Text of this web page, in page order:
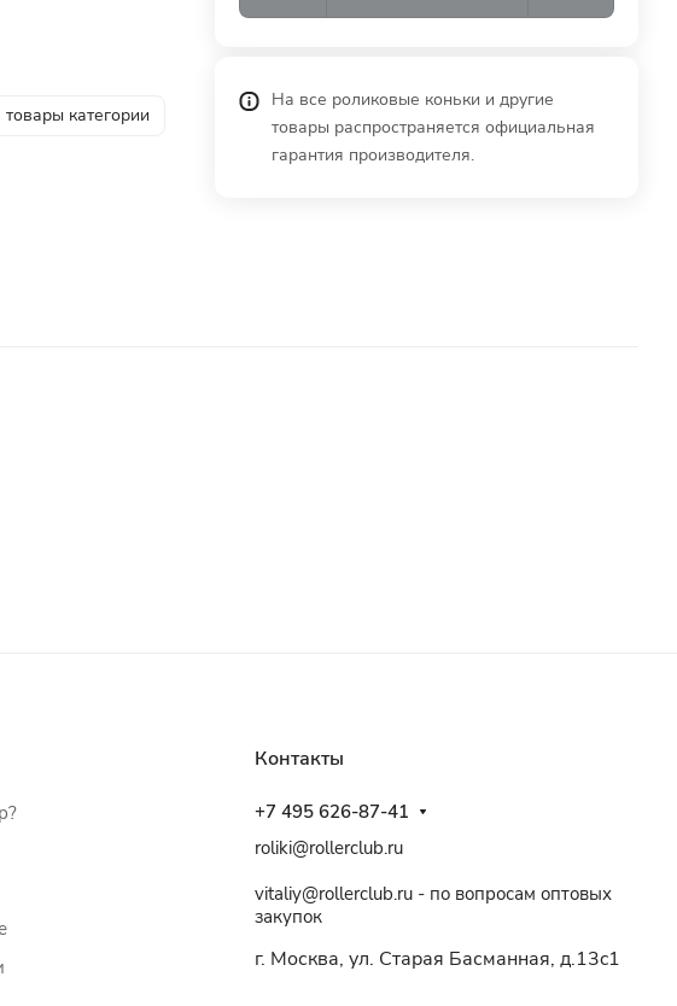
товары категории
На все роликовые коньки и другие
товары распространяется официальная
гарантия производителя.
Контакты
+7 495 626-87-41
roliki@rollerclub.ru
vitaliy@rollerclub.ru - по вопросам оптовых
закупок
г. Москва, ул. Старая Басманная, д.13c1